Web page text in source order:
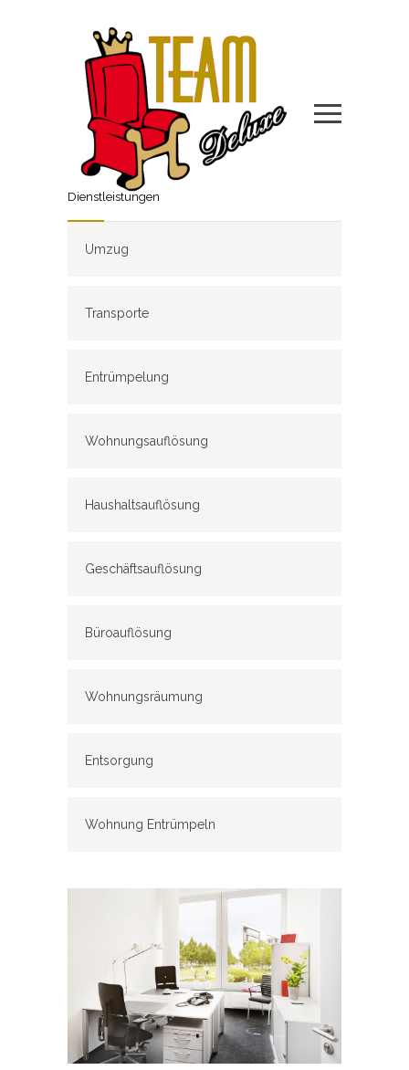
Dienstleistungen
Umzug
Transporte
Entrümpelung
Wohnungsauflösung
Haushaltsauflösung
Geschäftsauflösung
Büroauflösung
Wohnungsräumung
Entsorgung
Wohnung Entrümpeln